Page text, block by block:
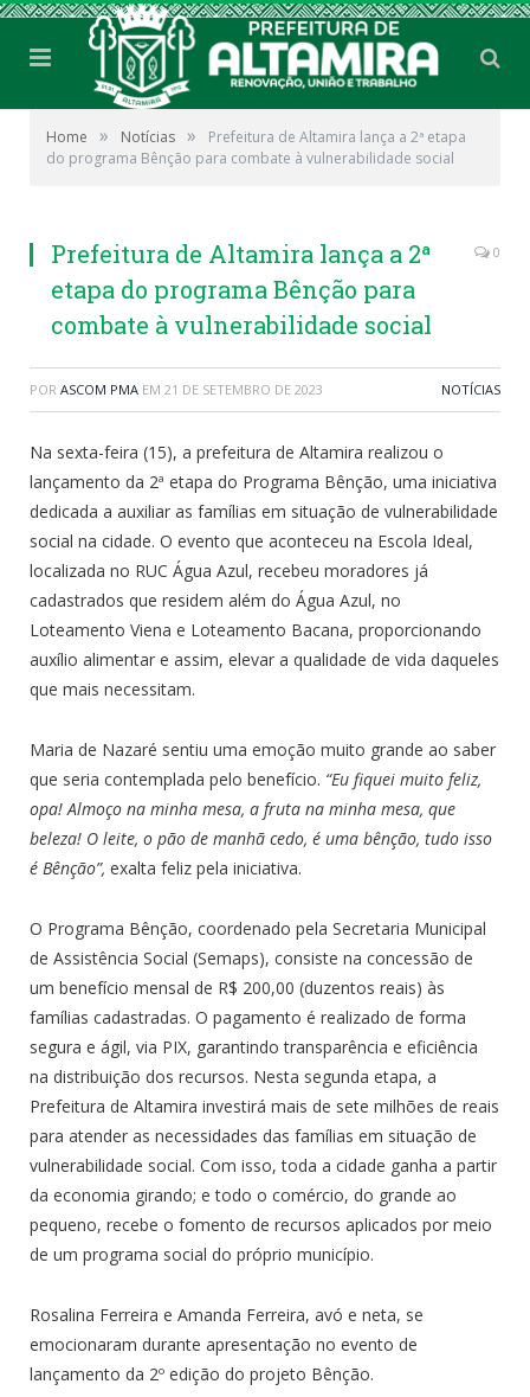
Home » Notícias »
Prefeitura de Altamira lança a 2ª etapa
do programa Bênção para combate à vulnerabilidade social
Prefeitura de Altamira lança a 2ª
etapa do programa Bênção para
combate à vulnerabilidade social
0
POR ASCOM PMA EM 21 DE SETEMBRO DE 2023 NOTÍCIAS
Na sexta-feira (15), a prefeitura de Altamira realizou o
lançamento da 2ª etapa do Programa Bênção, uma iniciativa
dedicada a auxiliar as famílias em situação de vulnerabilidade
social na cidade. O evento que aconteceu na Escola Ideal,
localizada no RUC Água Azul, recebeu moradores já
cadastrados que residem além do Água Azul, no
Loteamento Viena e Loteamento Bacana, proporcionando
auxílio alimentar e assim, elevar a qualidade de vida daqueles
que mais necessitam.
Maria de Nazaré sentiu uma emoção muito grande ao saber
que seria contemplada pelo benefício. “Eu fiquei muito feliz,
opa! Almoço na minha mesa, a fruta na minha mesa, que
beleza! O leite, o pão de manhã cedo, é uma bênção, tudo isso
é Bênção”, exalta feliz pela iniciativa.
O Programa Bênção, coordenado pela Secretaria Municipal
de Assistência Social (Semaps), consiste na concessão de
um benefício mensal de R$ 200,00 (duzentos reais) às
famílias cadastradas. O pagamento é realizado de forma
segura e ágil, via PIX, garantindo transparência e eficiência
na distribuição dos recursos. Nesta segunda etapa, a
Prefeitura de Altamira investirá mais de sete milhões de reais
para atender as necessidades das famílias em situação de
vulnerabilidade social. Com isso, toda a cidade ganha a partir
da economia girando; e todo o comércio, do grande ao
pequeno, recebe o fomento de recursos aplicados por meio
de um programa social do próprio município.
Rosalina Ferreira e Amanda Ferreira, avó e neta, se
emocionaram durante apresentação no evento de
lançamento da 2º edição do projeto Bênção.